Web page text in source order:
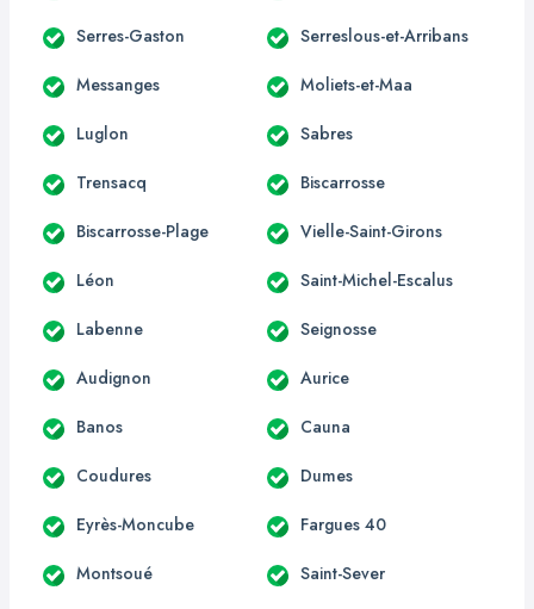
Serres-Gaston Serreslous-et-Arribans
Messanges Moliets-et-Maa
Luglon Sabres
Trensacq Biscarrosse
Biscarrosse-Plage Vielle-Saint-Girons
Léon Saint-Michel-Escalus
Labenne Seignosse
Audignon Aurice
Banos Cauna
Coudures Dumes
Eyrès-Moncube Fargues 40
Montsoué Saint-Sever